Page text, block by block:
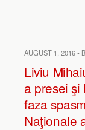
AUGUST 1, 2016 •
Liviu
a presei
faza
Naţionale